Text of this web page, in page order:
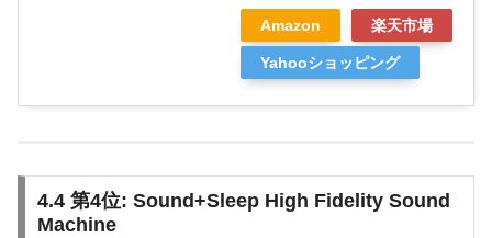
Amazon 楽天市場
Yahooショッピング
4.4 第4位: Sound+Sleep High Fidelity Sound
Machine